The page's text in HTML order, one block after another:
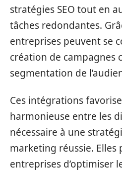
stratégies SEO tout en
tâches redondantes.
entreprises peuvent se
création de campagnes
segmentation de
Ces intégrations
harmonieuse entre les
nécessaire à une
marketing réussie.
entreprises d’optimiser